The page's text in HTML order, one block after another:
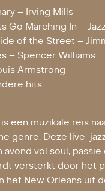
– Irving Mills
Go Marching In –
of the Street –
– Spencer Williams
Armstrong
hits
een muzikale reis
genre. Deze live-
avond vol soul, passie
versterkt door het
het New Orleans uit